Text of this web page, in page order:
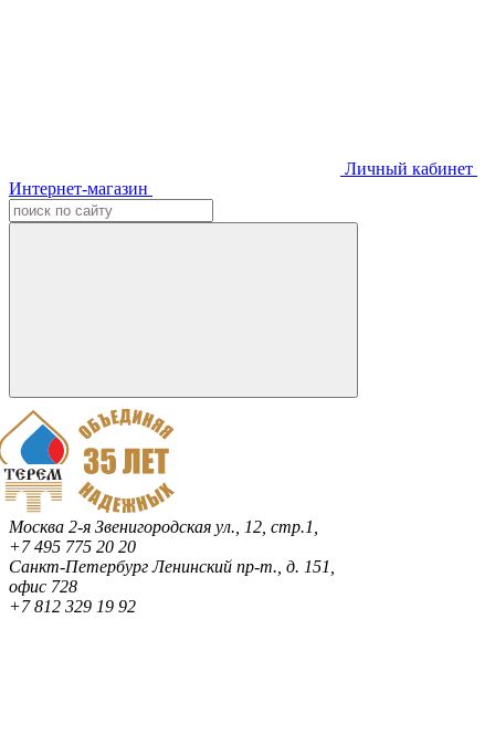
Личный кабинет
Интернет-магазин
Москва 2-я Звенигородская ул., 12, стр.1,
+7 495 775 20 20
Санкт-ПетербургЛенинский пр-т., д. 151,
офис 728
+7 812 329 19 92